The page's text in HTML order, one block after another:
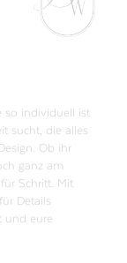
so individuell ist
sucht, die alles
Ob ihr
ganz am
Schritt. Mit
Details
und eure